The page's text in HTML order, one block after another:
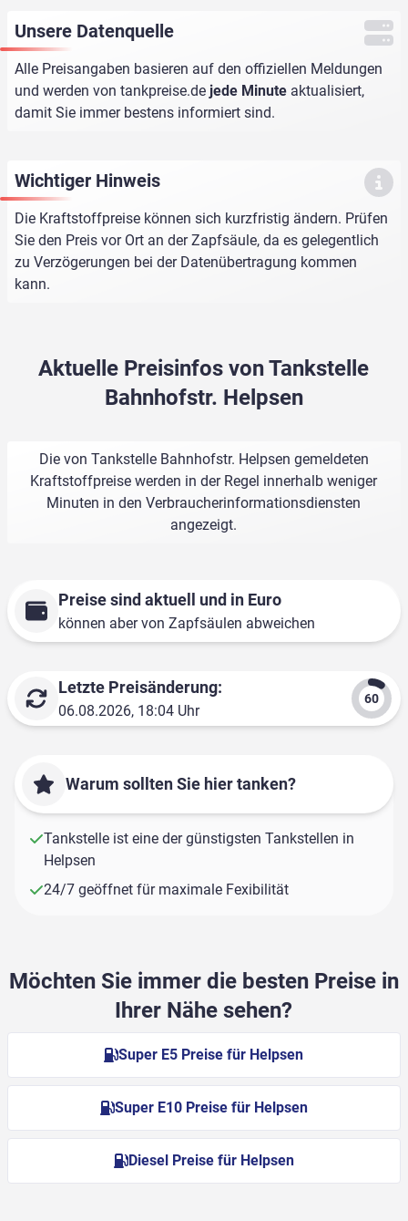
Unsere Datenquelle
Alle Preisangaben basieren auf den offiziellen Meldungen
und werden von tankpreise.de jede Minute aktualisiert,
damit Sie immer bestens informiert sind.
Wichtiger Hinweis
Die Kraftstoffpreise können sich kurzfristig ändern. Prüfen
Sie den Preis vor Ort an der Zapfsäule, da es gelegentlich
zu Verzögerungen bei der Datenübertragung kommen
kann.
Aktuelle Preisinfos von Tankstelle
Bahnhofstr. Helpsen
Die von Tankstelle Bahnhofstr. Helpsen gemeldeten
Kraftstoffpreise werden in der Regel innerhalb weniger
Minuten in den Verbraucherinformationsdiensten
angezeigt.
Preise sind aktuell und in Euro
können aber von Zapfsäulen abweichen
Letzte Preisänderung:
06.08.2026, 18:04 Uhr
Warum sollten Sie hier tanken?
Tankstelle ist eine der günstigsten Tankstellen in
Helpsen
24/7 geöffnet für maximale Fexibilität
Möchten Sie immer die besten Preise in
Ihrer Nähe sehen?
Super E5 Preise für Helpsen
Super E10 Preise für Helpsen
Diesel Preise für Helpsen